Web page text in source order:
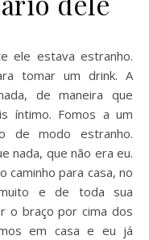
tomar um drink. A
de maneira que
íntimo. Fomos a um
de modo estranho.
nada, que não era eu.
caminho para casa, no
e de toda sua
o braço por cima dos
em casa e eu já